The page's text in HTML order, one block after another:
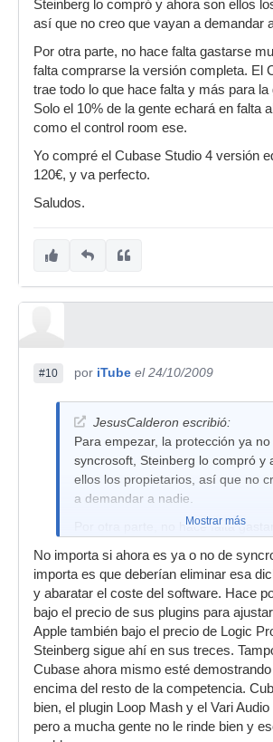
Steinberg lo compró y ahora son ellos
así que no creo que vayan a demandar
Por otra parte, no hace falta gastarse
falta comprarse la versión completa. El
trae todo lo que hace falta y más para
Solo el 10% de la gente echará en falta
como el control room ese.
Yo compré el Cubase Studio 4 versión
120€, y va perfecto.
Saludos.
#10 por iTube el 24/10/2009
JesusCalderon escribió:
Para empezar, la protección ya no
syncrosoft, Steinberg lo compró y
ellos los propietarios, así que no
a demandar a nadie.
Por otra parte, no hace falta
Cubase Studio trae todo lo que
para la gran mayoría. Solo el
echará en falta alguna cosa,
room ese.
Yo compré el Cubase Studio 4
educacional por 120€, y va
Saludos.
Mostrar más
No importa si ahora es ya o no de
importa es que deberían eliminar esa
y abaratar el coste del software. Hace
bajo el precio de sus plugins para
Apple también bajo el precio de Logic
Steinberg sigue ahí en sus treces.
Cubase ahora mismo esté
encima del resto de la competencia.
bien, el plugin Loop Mash y el Vari
pero a mucha gente no le rinde bien y